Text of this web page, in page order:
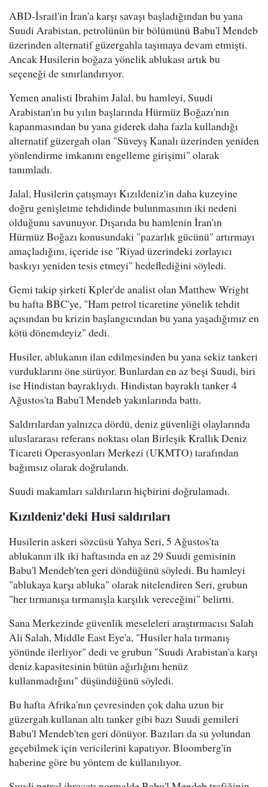
ABD-İsrail'in İran'a karşı savaşı başladığından bu yana
Suudi Arabistan, petrolünün bir bölümünü Babu'l Mendeb
üzerinden alternatif güzergahla taşımaya devam etmişti.
Ancak Husilerin boğaza yönelik ablukası artık bu
seçeneği de sınırlandırıyor.
Yemen analisti Ibrahim Jalal, bu hamleyi, Suudi
Arabistan'ın bu yılın başlarında Hürmüz Boğazı'nın
kapanmasından bu yana giderek daha fazla kullandığı
alternatif güzergah olan "Süveyş Kanalı üzerinden yeniden
yönlendirme imkanını engelleme girişimi" olarak
tanımladı.
Jalal, Husilerin çatışmayı Kızıldeniz'in daha kuzeyine
doğru genişletme tehdidinde bulunmasının iki nedeni
olduğunu savunuyor. Dışarıda bu hamlenin İran'ın
Hürmüz Boğazı konusundaki "pazarlık gücünü" artırmayı
amaçladığını, içeride ise "Riyad üzerindeki zorlayıcı
baskıyı yeniden tesis etmeyi" hedeflediğini söyledi.
Gemi takip şirketi Kpler'de analist olan Matthew Wright
bu hafta BBC'ye, "Ham petrol ticaretine yönelik tehdit
açısından bu krizin başlangıcından bu yana yaşadığımız en
kötü dönemdeyiz" dedi.
Husiler, ablukanın ilan edilmesinden bu yana sekiz tankeri
vurduklarını öne sürüyor. Bunlardan en az beşi Suudi, biri
ise Hindistan bayraklıydı. Hindistan bayraklı tanker 4
Ağustos'ta Babu'l Mendeb yakınlarında battı.
Saldırılardan yalnızca dördü, deniz güvenliği olaylarında
uluslararası referans noktası olan Birleşik Krallık Deniz
Ticareti Operasyonları Merkezi (UKMTO) tarafından
bağımsız olarak doğrulandı.
Suudi makamları saldırıların hiçbirini doğrulamadı.
Kızıldeniz'deki Husi saldırıları
Husilerin askeri sözcüsü Yahya Seri, 5 Ağustos'ta
ablukanın ilk iki haftasında en az 29 Suudi gemisinin
Babu'l Mendeb'ten geri döndüğünü söyledi. Bu hamleyi
"ablukaya karşı abluka" olarak nitelendiren Seri, grubun
"her tırmanışa tırmanışla karşılık vereceğini" belirtti.
Sana Merkezinde güvenlik meseleleri araştırmacısı Salah
Ali Salah, Middle East Eye'a, "Husiler hala tırmanış
yönünde ilerliyor" dedi ve grubun "Suudi Arabistan'a karşı
deniz kapasitesinin bütün ağırlığını henüz
kullanmadığını" düşündüğünü söyledi.
Bu hafta Afrika'nın çevresinden çok daha uzun bir
güzergah kullanan altı tanker gibi bazı Suudi gemileri
Babu'l Mendeb'ten geri dönüyor. Bazıları da su yolundan
geçebilmek için vericilerini kapatıyor. Bloomberg'in
haberine göre bu yöntem de kullanılıyor.